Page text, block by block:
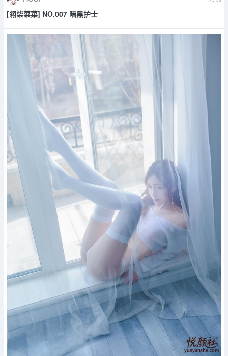
[翎柒菜菜] NO.007 暗黑护士